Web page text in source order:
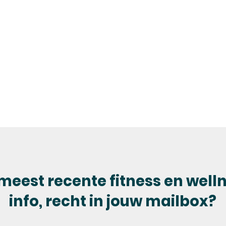
recente fitness en
info, recht in jouw mailbox?